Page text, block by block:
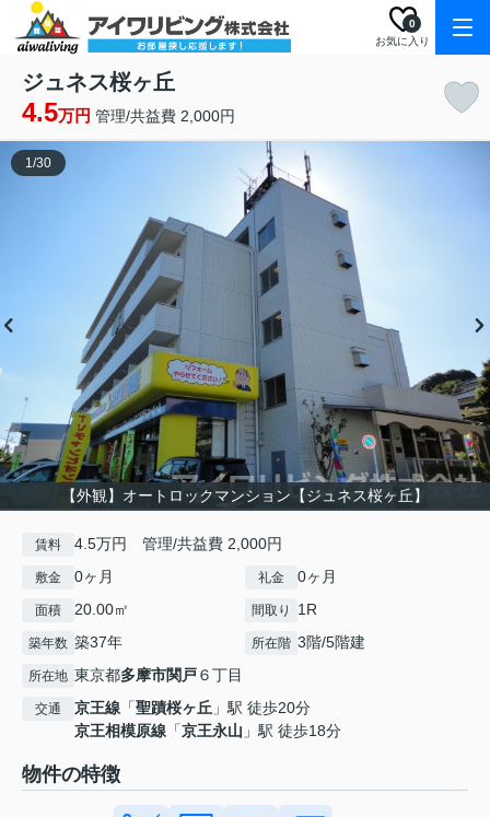
お気に入り
0
ジュネス桜ヶ丘
4.5万円 管理/共益費 2,000円
【外観】オートロックマンション【ジュネス桜ヶ丘】
1/30
賃料 4.5万円 管理/共益費 2,000円
敷金 0ヶ月 礼金 0ヶ月
面積 20.00㎡ 間取り 1R
築年数 築37年 所在階 3階/5階建
所在地 東京都多摩市関戸６丁目
交通 京王線 「聖蹟桜ヶ丘 」駅 徒歩20分
京王相模原線 「京王永山 」駅 徒歩18分
物件の特徴